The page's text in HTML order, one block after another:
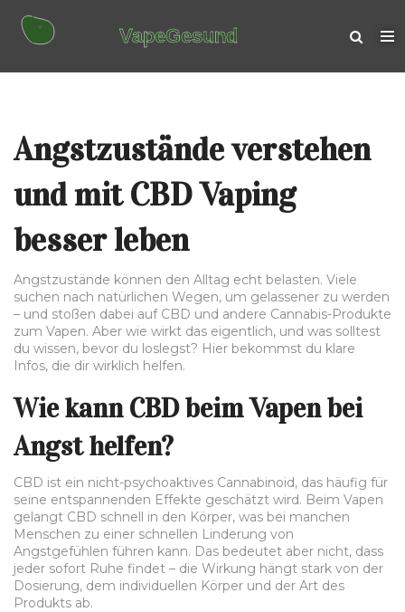
Angstzustände verstehen
und mit CBD Vaping
besser leben
Angstzustände können den Alltag echt belasten. Viele
suchen nach natürlichen Wegen, um gelassener zu werden
– und stoßen dabei auf CBD und andere Cannabis-Produkte
zum Vapen. Aber wie wirkt das eigentlich, und was solltest
du wissen, bevor du loslegst? Hier bekommst du klare
Infos, die dir wirklich helfen.
Wie kann CBD beim Vapen bei
Angst helfen?
CBD ist ein nicht-psychoaktives Cannabinoid, das häufig für
seine entspannenden Effekte geschätzt wird. Beim Vapen
gelangt CBD schnell in den Körper, was bei manchen
Menschen zu einer schnellen Linderung von
Angstgefühlen führen kann. Das bedeutet aber nicht, dass
jeder sofort Ruhe findet – die Wirkung hängt stark von der
Dosierung, dem individuellen Körper und der Art des
Produkts ab.